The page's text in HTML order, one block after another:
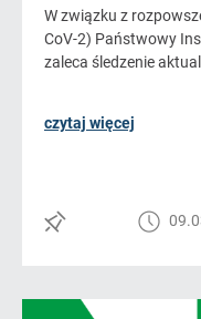
W związku z
CoV-2) Państwowy
zaleca śledzenie
czytaj więcej